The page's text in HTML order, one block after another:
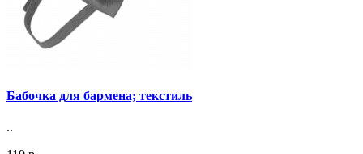
Бабочка для бармена; текстиль
..